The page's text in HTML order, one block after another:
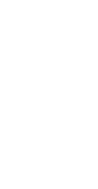
がございます。